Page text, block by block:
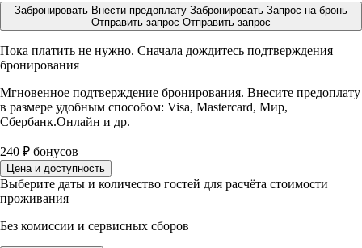
Забронировать Внести предоплату Забронировать Запрос на бронь
Отправить запрос Отправить запрос
Пока платить не нужно. Сначала дождитесь подтверждения
бронирования
Мгновенное подтверждение бронирования. Внесите предоплату
в размере удобным способом: Visa, Mastercard, Мир,
Сбербанк.Онлайн и др.
240 ₽ бонусов
Цена и доступность
Выберите даты и количество гостей для расчёта стоимости
проживания
Без комиссии и сервисных сборов